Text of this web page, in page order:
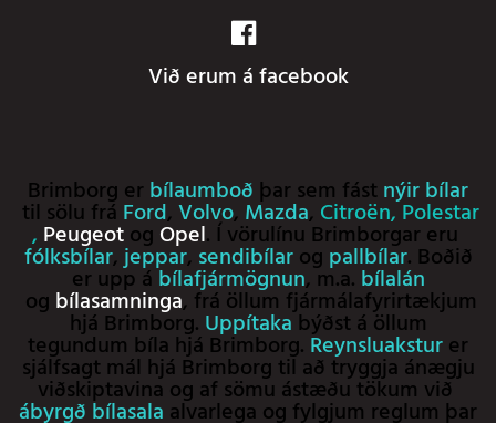
Við erum á facebook
Brimborg er bílaumboð þar sem fást nýir bílar
til sölu frá Ford, Volvo, Mazda, Citroën,Polestar
, Peugeotog Opel. Í vörulínu Brimborgar eru
fólksbílar,jeppar, sendibílarog pallbílar. Boðið
er upp ábílafjármögnun, m.a. bílalán
og bílasamninga, frá öllum fjármálafyrirtækjum
hjá Brimborg. Uppítakabýðst á öllum
tegundum bíla hjá Brimborg. Reynsluaksturer
sjálfsagt mál hjá Brimborg til að tryggja ánægju
viðskiptavina og af sömu ástæðu tökum við
ábyrgð bílasala alvarlega og fylgjum reglum þar